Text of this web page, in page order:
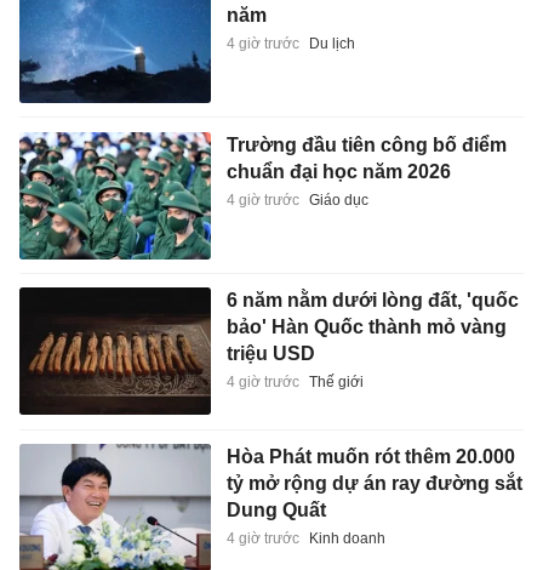
năm
4 giờ trước Du lịch
Trường đầu tiên công bố điểm
chuẩn đại học năm 2026
4 giờ trước Giáo dục
6 năm nằm dưới lòng đất, 'quốc
bảo' Hàn Quốc thành mỏ vàng
triệu USD
4 giờ trước Thế giới
Hòa Phát muốn rót thêm 20.000
tỷ mở rộng dự án ray đường sắt
Dung Quất
4 giờ trước Kinh doanh